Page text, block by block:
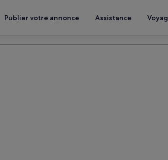
Publier votre annonce Assistance